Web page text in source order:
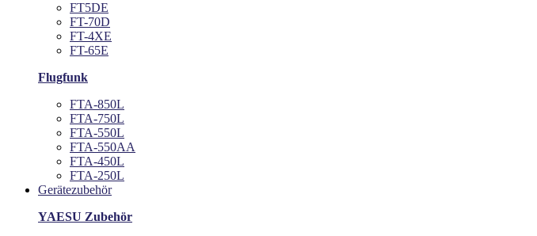
FT5DE
FT-70D
FT-4XE
FT-65E
Flugfunk
FTA-850L
FTA-750L
FTA-550L
FTA-550AA
FTA-450L
FTA-250L
Gerätezubehör
YAESU Zubehör